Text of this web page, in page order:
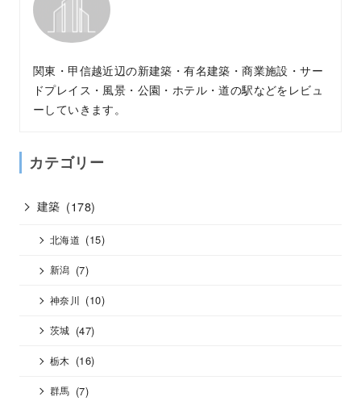
関東・甲信越近辺の新建築・有名建築・商業施設・サー
ドプレイス・風景・公園・ホテル・道の駅などをレビュ
ーしていきます。
カテゴリー
建築 (178)
北海道 (15)
新潟 (7)
神奈川 (10)
茨城 (47)
栃木 (16)
群馬 (7)